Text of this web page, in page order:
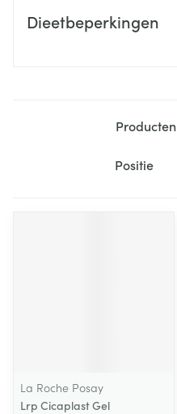
Dieetbeperkingen
Producten
Sorteer op:
La Roche Posay
Lrp Cicaplast Gel